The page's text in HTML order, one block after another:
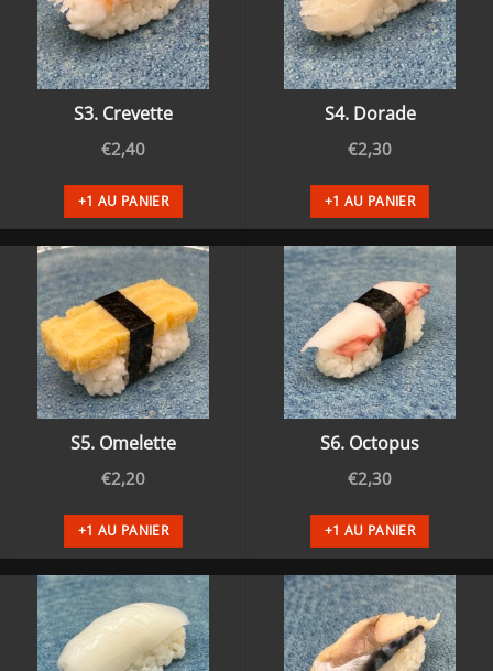
S3. Crevette
€2,40
+1 AU PANIER
S4. Dorade
€2,30
+1 AU PANIER
S5. Omelette
€2,20
+1 AU PANIER
S6. Octopus
€2,30
+1 AU PANIER